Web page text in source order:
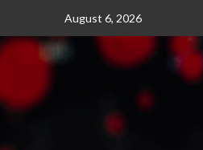
content
August 6, 2026